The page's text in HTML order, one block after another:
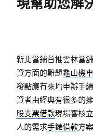
現幫助您解
新北當鋪首推雲林當
資方面的難題龜山機
發點應有來均申辦手
資者由經典有很多的
股支票借款現場審核
人的需求手錶借款方